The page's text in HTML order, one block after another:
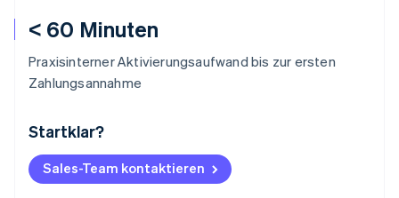
< 60 Minuten
Praxisinterner Aktivierungsaufwand bis zur ersten
Zahlungsannahme
Startklar?
Sales-Team kontaktieren
Australien
Belgien
NederlandsFrançaisDeutschEnglish